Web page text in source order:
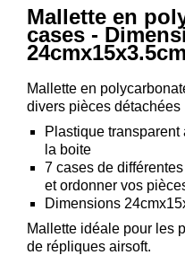
vos
paramètres
de compte
Commandes
web
Mes
documents
Factures –
coffre-fort
numérique
Mallette en
cases -
24cmx15x3.5cm
Mallette en
divers pièces détachées
Plastique
la boite
7 cases de
et ordonner vos
Dimensions
Mallette idéale pour les
de répliques airsoft.